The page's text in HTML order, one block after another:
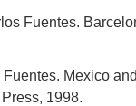
Fuentes.
Mexico
1998.